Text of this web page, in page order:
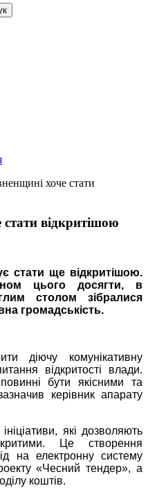
хоче стати
відкритішою
стати ще відкритішою.
цього досягти, в
столом зібралися
громадськість.
діючу комунікативну
відкритості влади.
бути якісними та
керівник апарату
які дозволяють
Це створення
на електронну систему
«Чесний тендер», а
коштів.